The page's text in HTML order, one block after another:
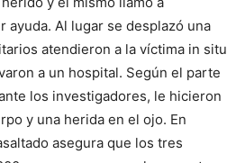
ayuda. Al lugar se desplazó una
atendieron a la víctima in situ
a un hospital. Según el parte
los investigadores, le hicieron
y una herida en el ojo. En
asegura que los tres